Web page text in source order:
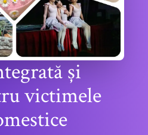
și
victimele